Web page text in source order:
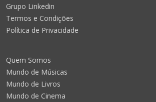
Grupo Linkedin
Termos e Condições
Política de Privacidade
Quem Somos
Mundo de Músicas
Mundo de Livros
Mundo de Cinema